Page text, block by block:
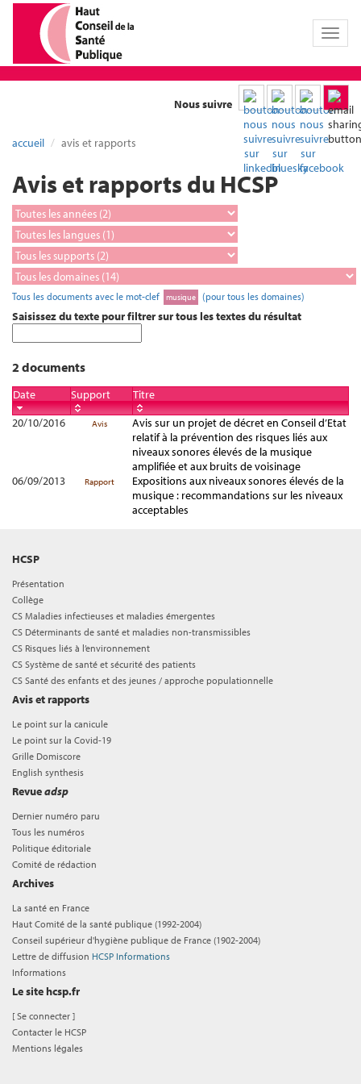
Toggle
Nous suivre
accueil avis et rapports
Avis et rapports du HCSP
Tous les documents avec le mot-clef musique (pour tous les domaines)
Saisissez du texte pour filtrer sur tous les textes du résultat
2 documents
Date Support
Titre
20/10/2016
Avis
Avis sur un projet de décret en Conseil d’Etat
relatif à la prévention des risques liés aux
niveaux sonores élevés de la musique
amplifiée et aux bruits de voisinage
06/09/2013
Rapport
Expositions aux niveaux sonores élevés de la
musique : recommandations sur les niveaux
acceptables
HCSP
Présentation
Collège
CS Maladies infectieuses et maladies émergentes
CS Déterminants de santé et maladies non-transmissibles
CS Risques liés à l’environnement
CS Système de santé et sécurité des patients
CS Santé des enfants et des jeunes / approche populationnelle
Avis et rapports
Le point sur la canicule
Le point sur la Covid-19
Grille Domiscore
English synthesis
Revueadsp
Dernier numéro paru
Tous les numéros
Politique éditoriale
Comité de rédaction
Archives
La santé en France
Haut Comité de la santé publique (1992-2004)
Conseil supérieur d'hygiène publique de France (1902-2004)
Lettre de diffusion HCSP Informations
Informations
Le site hcsp.fr
[Se connecter ]
Contacter le HCSP
Mentions légales